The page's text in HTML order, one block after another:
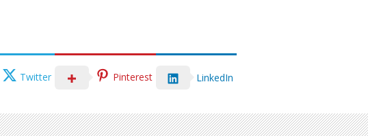
Twitter Pinterest LinkedIn